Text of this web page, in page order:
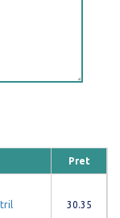
Pret
30.35